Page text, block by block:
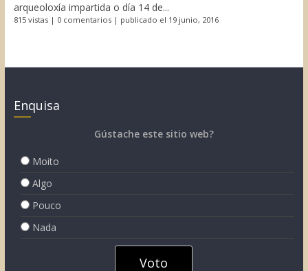
arqueoloxía impartida o día 14 de...
815 vistas| 0 comentarios| publicado el 19 junio, 2016
Enquisa
Gústache este sitio web?
Moito
Algo
Pouco
Nada